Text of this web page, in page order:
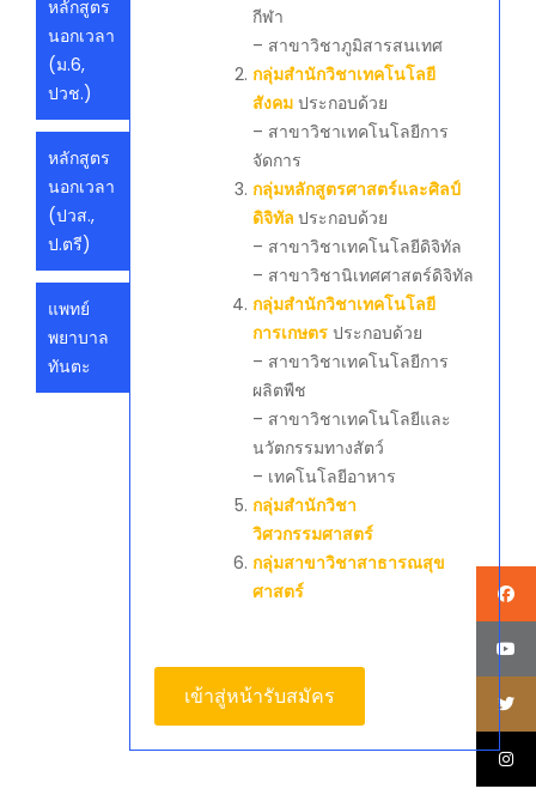
หลักสูตร
นอกเวลา
(ม.6,
ปวช.)
หลักสูตร
นอกเวลา
(ปวส.,
ป.ตรี)
แพทย์
พยาบาล
ทันตะ
กีฬา
– สาขาวิชาภูมิสารสนเทศ
กลุ่มสำนักวิชาเทคโนโลยี
สังคมประกอบด้วย
– สาขาวิชาเทคโนโลยีการ
จัดการ
กลุ่มหลักสูตรศาสตร์และศิลป์
ดิจิทัล ประกอบด้วย
– สาขาวิชาเทคโนโลยีดิจิทัล
– สาขาวิชานิเทศศาสตร์ดิจิทัล
กลุ่มสำนักวิชาเทคโนโลยี
การเกษตรประกอบด้วย
– สาขาวิชาเทคโนโลยีการ
ผลิตพืช
– สาขาวิชาเทคโนโลยีและ
นวัตกรรมทางสัตว์
– เทคโนโลยีอาหาร
กลุ่มสำนักวิชา
วิศวกรรมศาสตร์
กลุ่มสาขาวิชาสาธารณสุข
ศาสตร์
เข้าสู่หน้ารับสมัคร